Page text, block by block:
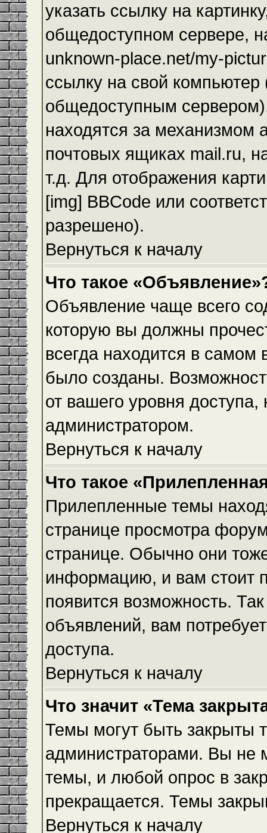
указать ссылку на
общедоступном сервере,
unknown-place.net/my-
ссылку на свой компьютер
общедоступным
находятся за механизмом
почтовых ящиках mail.ru,
т.д. Для отображения
[img] BBCode или
разрешено).
Вернуться к началу
Что такое
Объявление чаще всего
которую вы должны
всегда находится в
было созданы.
от вашего уровня
администратором.
Вернуться к началу
Что такое
Прилепленные темы
странице просмотра
странице. Обычно они
информацию, и вам стоит
появится возможность.
объявлений, вам
доступа.
Вернуться к началу
Что значит «Тема
Темы могут быть закрыты
администраторами. Вы не
темы, и любой опрос в
прекращается. Темы
Вернуться к началу